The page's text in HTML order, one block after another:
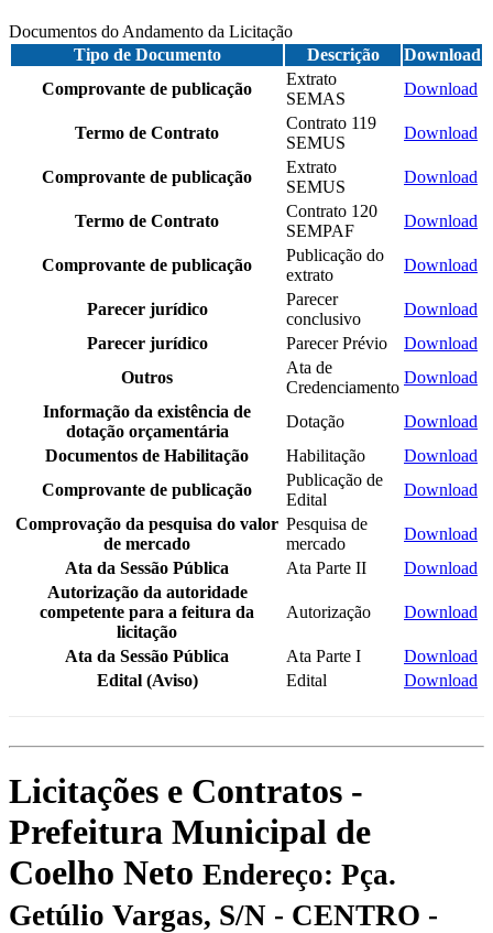
Documentos do Andamento da Licitação
Tipo de Documento
Descrição
Download
Comprovante de publicação
Extrato
SEMAS
Download
Termo de Contrato
Contrato 119
SEMUS
Download
Comprovante de publicação
Extrato
SEMUS
Download
Termo de Contrato
Contrato 120
SEMPAF
Download
Comprovante de publicação
Publicação do
extrato
Download
Parecer jurídico
Parecer
conclusivo
Download
Parecer jurídico
Parecer Prévio
Download
Outros
Ata de
Credenciamento
Download
Informação da existência de
dotação orçamentária
Dotação
Download
Documentos de Habilitação
Habilitação
Download
Comprovante de publicação
Publicação de
Edital
Download
Comprovação da pesquisa do valor
de mercado
Pesquisa de
mercado
Download
Ata da Sessão Pública
Ata Parte II
Download
Autorização da autoridade
competente para a feitura da
licitação
Autorização Download
Ata da Sessão Pública Ata Parte I
Download
Edital (Aviso)
Edital Download
Licitações e Contratos -
Prefeitura Municipal de
Coelho Neto Endereço: Pça.
Getúlio Vargas, S/N - CENTRO -